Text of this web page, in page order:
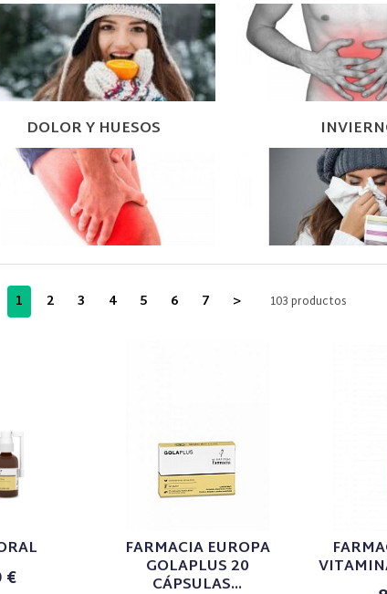
DOLOR Y HUESOS
1 2 3 4 5 6 7 > 103 productos
€
FARMACIA EUROPA
GOLAPLUS 20
CÁPSULAS...